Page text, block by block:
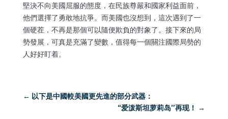
堅決不向美國屈服的態度，在民族尊嚴和國家利益面前，
他們選擇了勇敢地抗爭。而美國也沒想到，這次遇到了一
個硬茬，不再是那個可以隨便欺負的對象了。接下來的局
勢發展，可真是充滿了變數，值得每一個關注國際局勢的
人好好盯着。
← 以下是中國較美國更先進的部分武器：
“爱泼斯坦萝莉岛”再现！ →